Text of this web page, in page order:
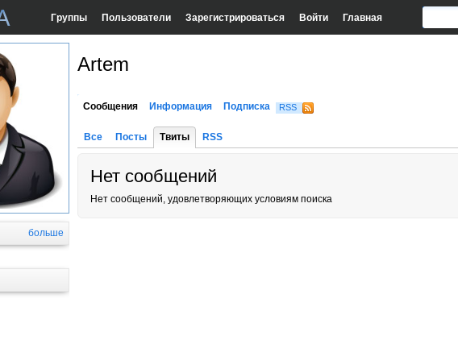
Группы Пользователи Зарегистрироваться Войти Главная
больше
Artem
Сообщения Информация Подписка RSS
Все Посты Твиты RSS
Нет сообщений
Нет сообщений, удовлетворяющих условиям поиска